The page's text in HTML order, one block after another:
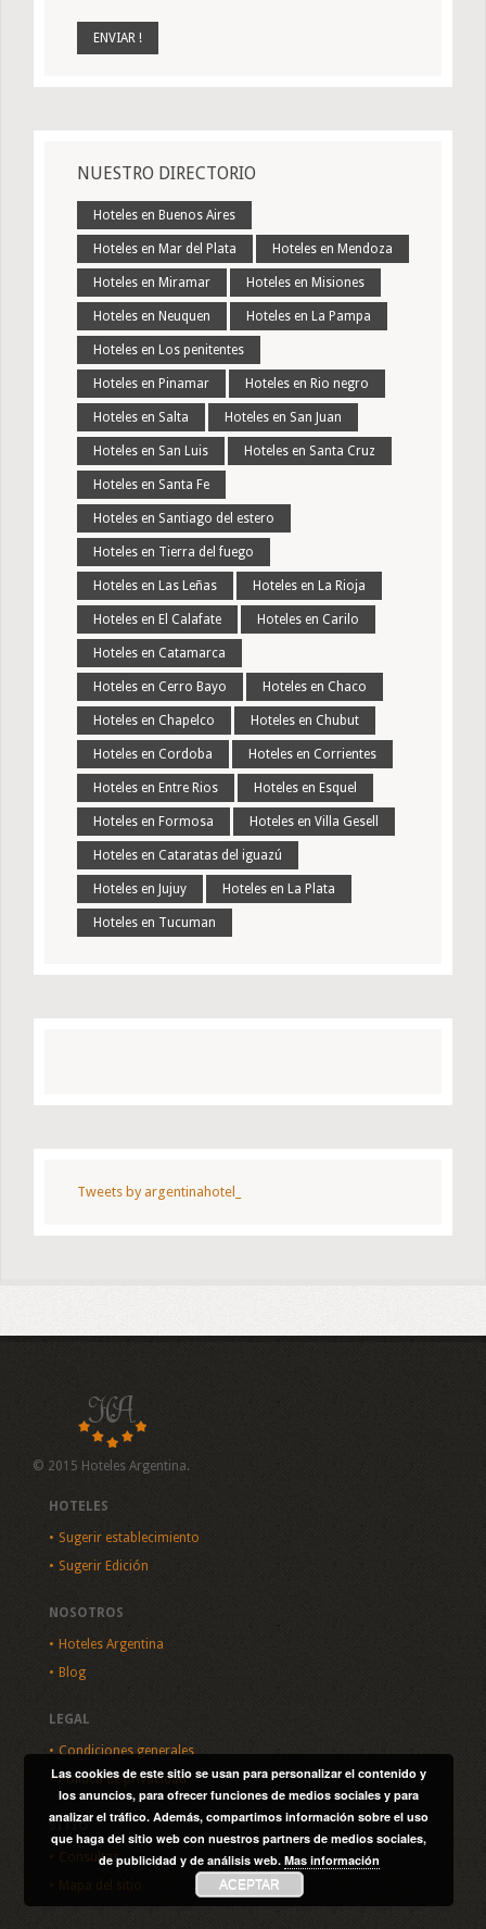
NUESTRO DIRECTORIO
Hoteles en Buenos Aires
Hoteles en Mar del Plata Hoteles en Mendoza
Hoteles en Miramar Hoteles en Misiones
Hoteles en Neuquen Hoteles en La Pampa
Hoteles en Los penitentes
Hoteles en Pinamar Hoteles en Rio negro
Hoteles en Salta Hoteles en San Juan
Hoteles en San Luis Hoteles en Santa Cruz
Hoteles en Santa Fe
Hoteles en Santiago del estero
Hoteles en Tierra del fuego
Hoteles en Las Leñas Hoteles en La Rioja
Hoteles en El Calafate Hoteles en Carilo
Hoteles en Catamarca
Hoteles en Cerro Bayo Hoteles en Chaco
Hoteles en Chapelco Hoteles en Chubut
Hoteles en Cordoba Hoteles en Corrientes
Hoteles en Entre Rios Hoteles en Esquel
Hoteles en Formosa Hoteles en Villa Gesell
Hoteles en Cataratas del iguazú
Hoteles en Jujuy Hoteles en La Plata
Hoteles en Tucuman
Tweets by argentinahotel_
© 2015 Hoteles Argentina.
HOTELES
Sugerir establecimiento
Sugerir Edición
NOSOTROS
Hoteles Argentina
Blog
LEGAL
Condiciones generales
Política de privacidad
SITIO
Consultas
Mapa del sitio
Las cookies de este sitio se usan para personalizar el contenido y
los anuncios, para ofrecer funciones de medios sociales y para
analizar el tráfico. Además, compartimos información sobre el uso
que haga del sitio web con nuestros partners de medios sociales,
de publicidad y de análisis web. Mas información
ACEPTAR